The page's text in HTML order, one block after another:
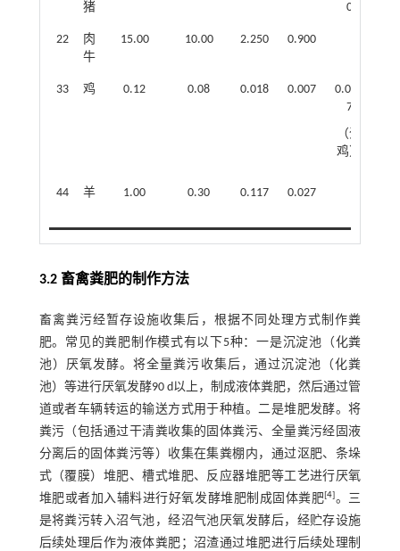
猪
0
22
肉
牛
15.00 10.00 2.250 0.900
33 鸡 0.12 0.08 0.018 0.007
0.006
7
（蛋
鸡）
44 羊 1.00 0.30 0.117 0.027
3.2 畜禽粪肥的制作方法
畜禽粪污经暂存设施收集后，根据不同处理方式制作粪
肥。常见的粪肥制作模式有以下5种：一是沉淀池（化粪
池）厌氧发酵。将全量粪污收集后，通过沉淀池（化粪
池）等进行厌氧发酵90 d以上，制成液体粪肥，然后通过管
道或者车辆转运的输送方式用于种植。二是堆肥发酵。将
粪污（包括通过干清粪收集的固体粪污、全量粪污经固液
分离后的固体粪污等）收集在集粪棚内，通过沤肥、条垛
式（覆膜）堆肥、槽式堆肥、反应器堆肥等工艺进行厌氧
堆肥或者加入辅料进行好氧发酵堆肥制成固体粪肥[4]。三
是将粪污转入沼气池，经沼气池厌氧发酵后，经贮存设施
后续处理后作为液体粪肥；沼渣通过堆肥进行后续处理制